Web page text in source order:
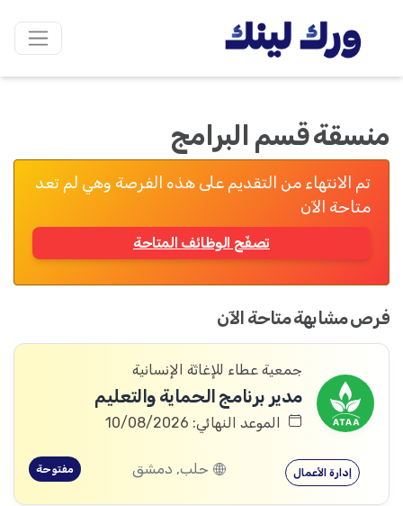
منسقة قسم البرامج
تم الانتهاء من التقديم على هذه الفرصة وهي لم تعد
متاحة الآن
تصفّح الوظائف المتاحة
فرص مشابهة متاحة الآن
جمعية عطاء للإغاثة الإنسانية
مدير برنامج الحماية والتعليم
الموعد النهائي: 10/08/2026
إدارة الأعمال حلب, دمشق مفتوحة